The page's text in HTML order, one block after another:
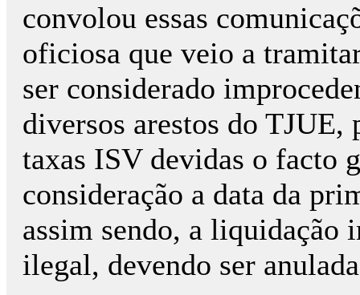
convolou essas
oficiosa que veio a
ser considerado
diversos arestos do TJUE,
taxas ISV devidas o facto
consideração a data da
assim sendo, a liquidação
ilegal, devendo ser